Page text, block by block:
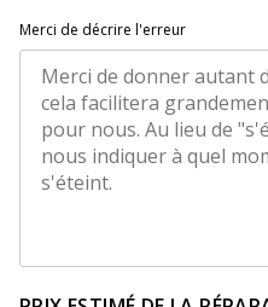
Merci de décrire l'erreur